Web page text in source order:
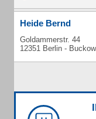
Heide Bernd
Goldammerstr. 44
12351 Berlin - Buckow